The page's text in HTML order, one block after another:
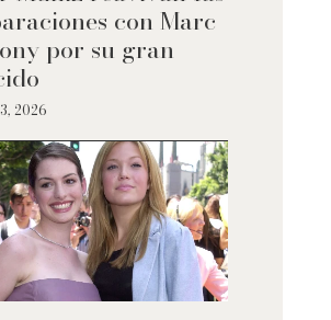
con Marc
por su gran
2026